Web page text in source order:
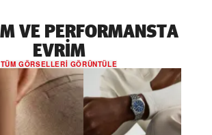
VE PERFORMANSTA
EVRIM
TÜM GÖRSELLERI GÖRÜNTÜLE